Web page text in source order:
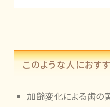
このような人におす
加齢変化による歯の